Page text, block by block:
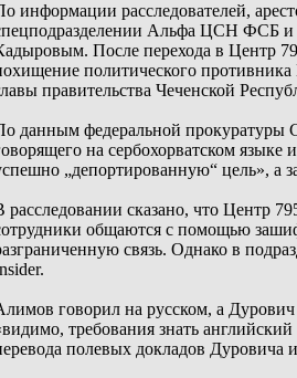
информации расследователей,
Альфа ЦСН ФСБ и
После перехода в Центр
политического
правительства Чеченской
данным федеральной прокуратуры
на сербохорватском
„депортированную“ цель», а
расследовании сказано, что Центр
общаются с помощью
связь. Однако в
говорил на русском, а
требования знать
полевых докладов Дуровича